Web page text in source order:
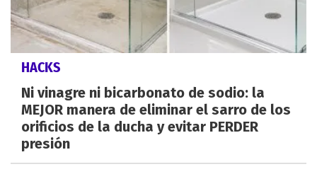
HACKS
Ni vinagre ni bicarbonato de sodio: la
MEJOR manera de eliminar el sarro de los
orificios de la ducha y evitar PERDER
presión